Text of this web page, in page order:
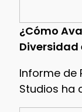
¿Cómo
Diversidad
Informe de
Studios ha